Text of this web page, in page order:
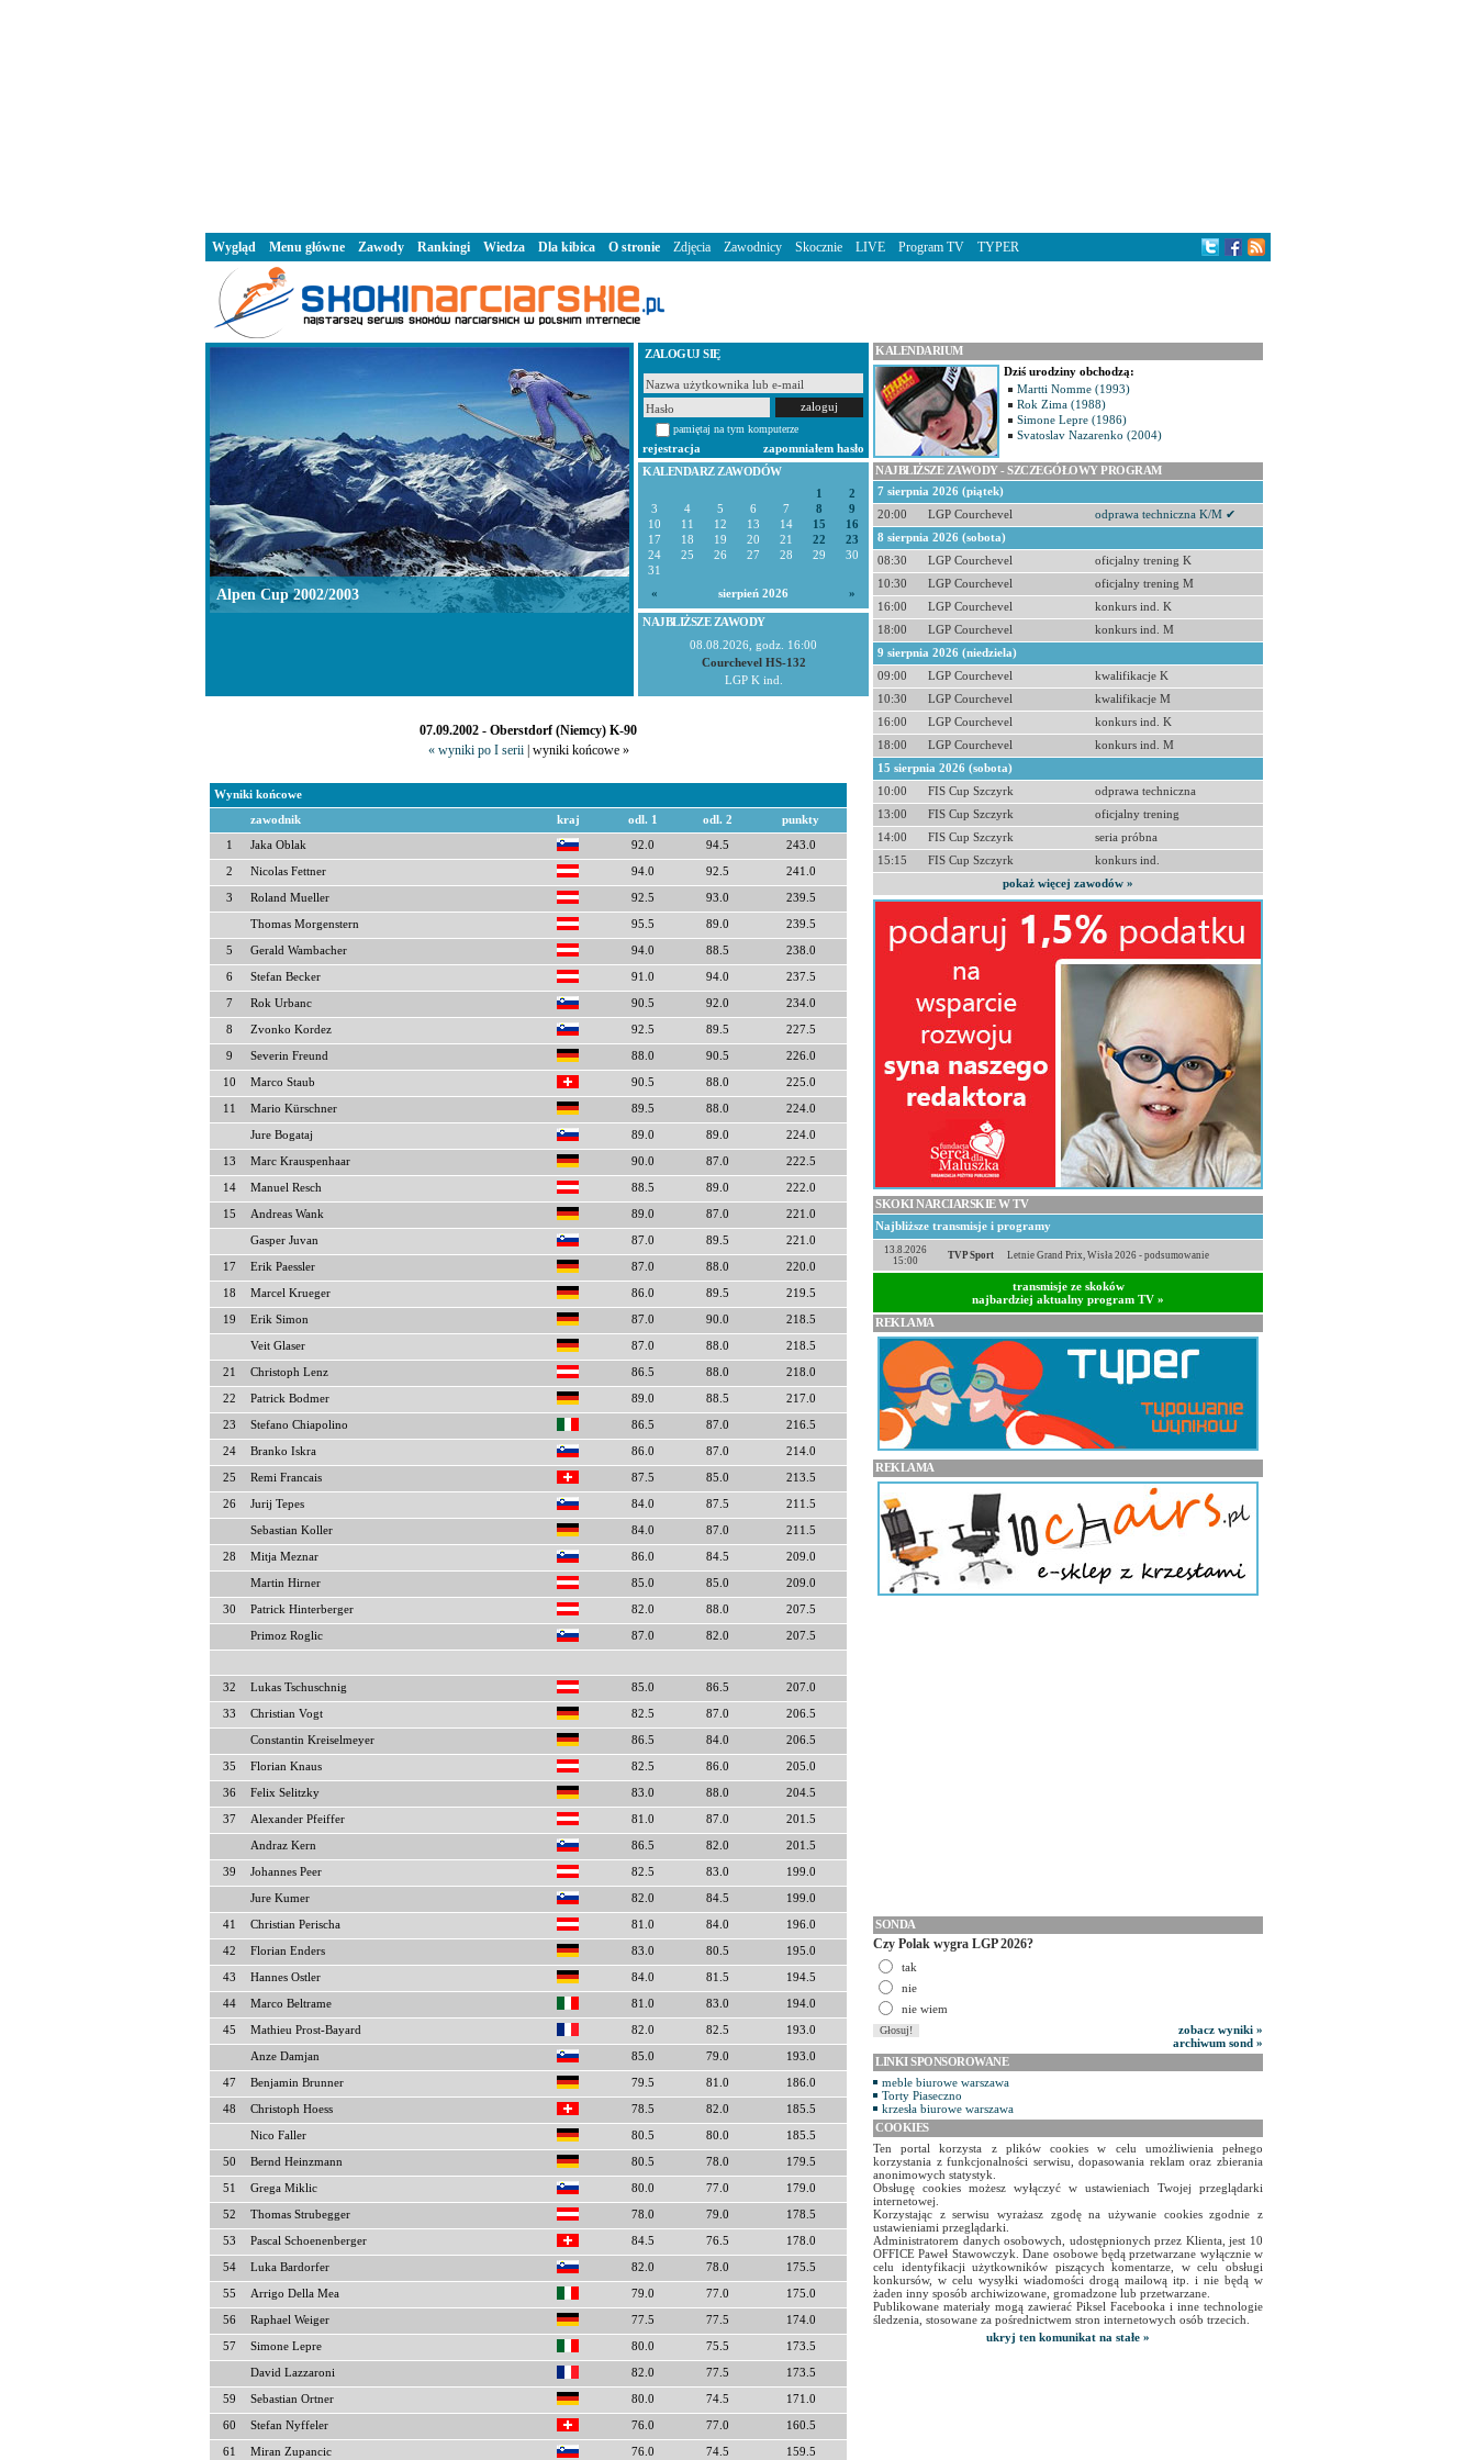
ZALOGUJ SIĘ
pamiętaj na tym komputerze
rejestracja
zapomniałem hasło
KALENDARZ ZAWODÓW
1
2
3
4 5 6 7 8
9
10
11 12 13 14 15
16
17
18 19 20 21 22
23
24
25 26 27 28 29
30
31
«
sierpień 2026 »
NAJBLIŻSZE ZAWODY
08.08.2026, godz. 16:00
Courchevel HS-132
LGP K ind.
07.09.2002 - Oberstdorf (Niemcy) K-90
« wyniki po I serii| wyniki końcowe »
Wyniki końcowe
zawodnik kraj odl. 1 odl. 2 punkty
1 Jaka Oblak 92.0 94.5 243.0
2 Nicolas Fettner 94.0 92.5 241.0
3 Roland Mueller 92.5 93.0 239.5
Thomas Morgenstern 95.5 89.0 239.5
5 Gerald Wambacher 94.0 88.5 238.0
6 Stefan Becker 91.0 94.0 237.5
7 Rok Urbanc 90.5 92.0 234.0
8 Zvonko Kordez 92.5 89.5 227.5
9 Severin Freund 88.0 90.5 226.0
10 Marco Staub 90.5 88.0 225.0
11 Mario Kürschner 89.5 88.0 224.0
Jure Bogataj 89.0 89.0 224.0
13 Marc Krauspenhaar 90.0 87.0 222.5
14 Manuel Resch 88.5 89.0 222.0
15 Andreas Wank 89.0 87.0 221.0
Gasper Juvan 87.0 89.5 221.0
17 Erik Paessler 87.0 88.0 220.0
18 Marcel Krueger 86.0 89.5 219.5
19 Erik Simon 87.0 90.0 218.5
Veit Glaser 87.0 88.0 218.5
21 Christoph Lenz 86.5 88.0 218.0
22 Patrick Bodmer 89.0 88.5 217.0
23 Stefano Chiapolino 86.5 87.0 216.5
24 Branko Iskra 86.0 87.0 214.0
25 Remi Francais 87.5 85.0 213.5
26 Jurij Tepes 84.0 87.5 211.5
Sebastian Koller 84.0 87.0 211.5
28 Mitja Meznar 86.0 84.5 209.0
Martin Hirner 85.0 85.0 209.0
30 Patrick Hinterberger 82.0 88.0 207.5
Primoz Roglic 87.0 82.0 207.5
32 Lukas Tschuschnig 85.0 86.5 207.0
33 Christian Vogt 82.5 87.0 206.5
Constantin Kreiselmeyer 86.5 84.0 206.5
35 Florian Knaus 82.5 86.0 205.0
36 Felix Selitzky 83.0 88.0 204.5
37 Alexander Pfeiffer 81.0 87.0 201.5
Andraz Kern 86.5 82.0 201.5
39 Johannes Peer 82.5 83.0 199.0
Jure Kumer 82.0 84.5 199.0
41 Christian Perischa 81.0 84.0 196.0
42 Florian Enders 83.0 80.5 195.0
43 Hannes Ostler 84.0 81.5 194.5
44 Marco Beltrame 81.0 83.0 194.0
45 Mathieu Prost-Bayard 82.0 82.5 193.0
Anze Damjan 85.0 79.0 193.0
47 Benjamin Brunner 79.5 81.0 186.0
48 Christoph Hoess 78.5 82.0 185.5
Nico Faller 80.5 80.0 185.5
50 Bernd Heinzmann 80.5 78.0 179.5
51 Grega Miklic 80.0 77.0 179.0
52 Thomas Strubegger 78.0 79.0 178.5
53 Pascal Schoenenberger 84.5 76.5 178.0
54 Luka Bardorfer 82.0 78.0 175.5
55 Arrigo Della Mea 79.0 77.0 175.0
56 Raphael Weiger 77.5 77.5 174.0
57 Simone Lepre 80.0 75.5 173.5
David Lazzaroni 82.0 77.5 173.5
59 Sebastian Ortner 80.0 74.5 171.0
60 Stefan Nyffeler 76.0 77.0 160.5
61 Miran Zupancic 76.0 74.5 159.5
Alpen Cup 2002/2003
KALENDARIUM
Dziś urodziny obchodzą:
Martti Nomme (1993)
Rok Zima (1988)
Simone Lepre (1986)
Svatoslav Nazarenko (2004)
NAJBLIŻSZE ZAWODY - SZCZEGÓŁOWY PROGRAM
7 sierpnia 2026 (piątek)
20:00
LGP Courchevel
odprawa techniczna K/M ✔
8 sierpnia 2026 (sobota)
08:30
LGP Courchevel
oficjalny trening K
10:30
LGP Courchevel
oficjalny trening M
16:00
LGP Courchevel
konkurs ind. K
18:00
LGP Courchevel
konkurs ind. M
9 sierpnia 2026 (niedziela)
09:00
LGP Courchevel
kwalifikacje K
10:30
LGP Courchevel
kwalifikacje M
16:00
LGP Courchevel
konkurs ind. K
18:00
LGP Courchevel
konkurs ind. M
15 sierpnia 2026 (sobota)
10:00
FIS Cup Szczyrk
odprawa techniczna
13:00
FIS Cup Szczyrk
oficjalny trening
14:00
FIS Cup Szczyrk
seria próbna
15:15
FIS Cup Szczyrk
konkurs ind.
pokaż więcej zawodów »
SKOKI NARCIARSKIE W TV
Najbliższe transmisje i programy
13.8.2026
15:00
TVP Sport Letnie Grand Prix, Wisła 2026 - podsumowanie
transmisje ze skoków
najbardziej aktualny program TV »
REKLAMA
REKLAMA
SONDA
Czy Polak wygra LGP 2026?
tak
nie
nie wiem
zobacz wyniki »
archiwum sond »
LINKI SPONSOROWANE
meble biurowe warszawa
Torty Piaseczno
krzesła biurowe warszawa
COOKIES
Ten portal korzysta z plików cookies w celu umożliwienia pełnego
korzystania z funkcjonalności serwisu, dopasowania reklam oraz zbierania
anonimowych statystyk.
Obsługę cookies możesz wyłączyć w ustawieniach Twojej przeglądarki
internetowej.
Korzystając z serwisu wyrażasz zgodę na używanie cookies zgodnie z
ustawieniami przeglądarki.
Administratorem danych osobowych, udostępnionych przez Klienta, jest 10
OFFICE Paweł Stawowczyk. Dane osobowe będą przetwarzane wyłącznie w
celu identyfikacji użytkowników piszących komentarze, w celu obsługi
konkursów, w celu wysyłki wiadomości drogą mailową itp. i nie będą w
żaden inny sposób archiwizowane, gromadzone lub przetwarzane.
Publikowane materiały mogą zawierać Piksel Facebooka i inne technologie
śledzenia, stosowane za pośrednictwem stron internetowych osób trzecich.
ukryj ten komunikat na stałe »
Wygląd Menu główne Zawody Rankingi Wiedza Dla kibica O stronie Zdjęcia Zawodnicy Skocznie LIVE Program TV TYPER